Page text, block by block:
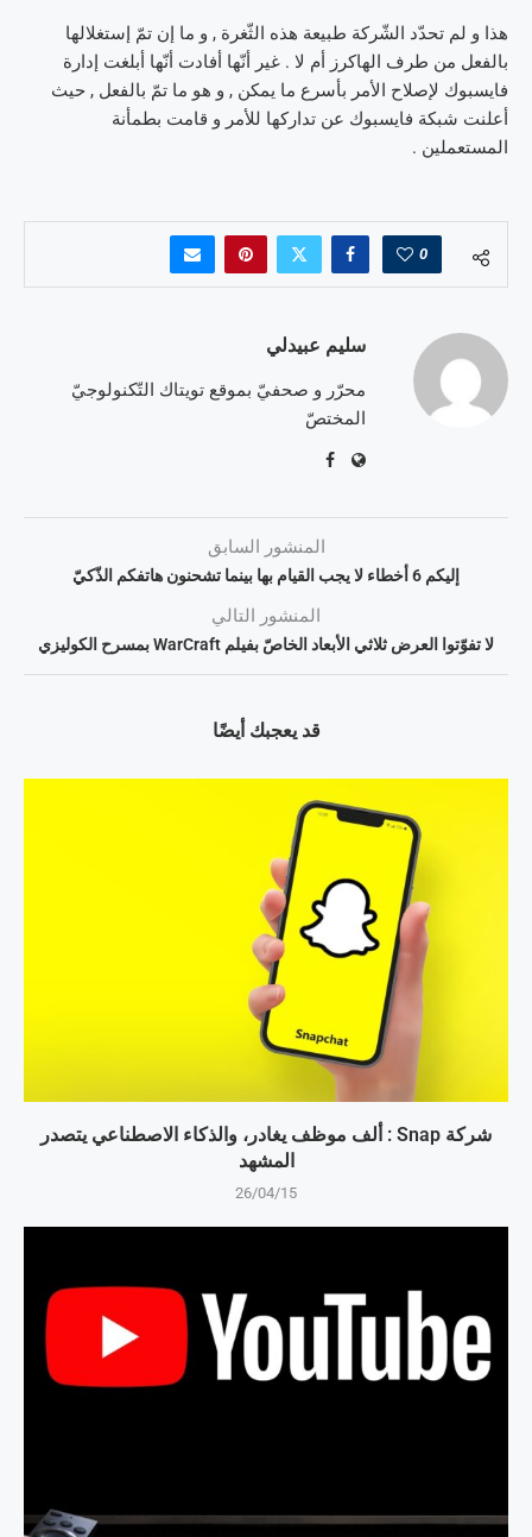
هذا و لم تحدّد الشّركة طبيعة هذه الثّغرة , و ما إن تمّ إستغلالها
بالفعل من طرف الهاكرز أم لا . غير أنّها أفادت أنّها أبلغت إدارة
فايسبوك لإصلاح الأمر بأسرع ما يمكن , و هو ما تمّ بالفعل , حيث
أعلنت شبكة فايسبوك عن تداركها للأمر و قامت بطمأنة
المستعملين .
0
سليم عبيدلي
محرّر و صحفيّ بموقع تويتاك التّكنولوجيّ
المختصّ
المنشور السابق
إليكم 6 أخطاء لا يجب القيام بها بينما تشحنون هاتفكم الذّكيّ
المنشور التالي
لا تفوّتوا العرض ثلاثي الأبعاد الخاصّ بفيلم WarCraft بمسرح الكوليزي
قد يعجبك أيضًا
شركة Snap : ألف موظف يغادر، والذكاء الاصطناعي يتصدر
المشهد
26/04/15